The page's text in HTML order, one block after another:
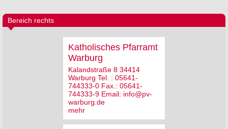
Bereich rechts
Katholisches Pfarramt
Warburg
Kalandstraße 8 34414
Warburg Tel. : 05641-
744333-0 Fax.: 05641-
744333-9 Email: info@pv-
warburg.de
mehr